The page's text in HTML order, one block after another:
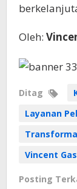
Oleh:
Ditag
Layanan
Vincent
Posting